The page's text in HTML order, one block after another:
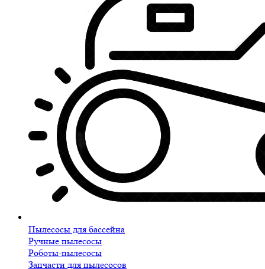
Пылесосы для бассейна
Ручные пылесосы
Роботы-пылесосы
Запчасти для пылесосов